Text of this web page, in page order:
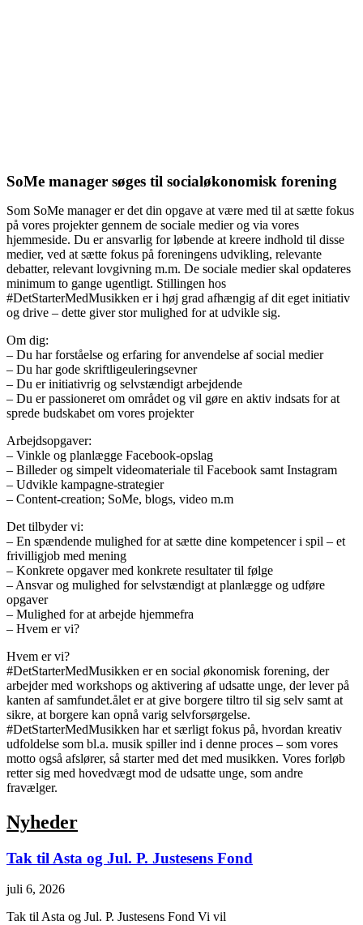
SoMe manager søges til socialøkonomisk forening
Som SoMe manager er det din opgave at være med til at sætte fokus
på vores projekter gennem de sociale medier og via vores
hjemmeside. Du er ansvarlig for løbende at kreere indhold til disse
medier, ved at sætte fokus på foreningens udvikling, relevante
debatter, relevant lovgivning m.m. De sociale medier skal opdateres
minimum to gange ugentligt. Stillingen hos
#DetStarterMedMusikken er i høj grad afhængig af dit eget initiativ
og drive – dette giver stor mulighed for at udvikle sig.
Om dig:
– Du har forståelse og erfaring for anvendelse af social medier
– Du har gode skriftligeuleringsevner
– Du er initiativrig og selvstændigt arbejdende
– Du er passioneret om området og vil gøre en aktiv indsats for at
sprede budskabet om vores projekter
Arbejdsopgaver:
– Vinkle og planlægge Facebook-opslag
– Billeder og simpelt videomateriale til Facebook samt Instagram
– Udvikle kampagne-strategier
– Content-creation; SoMe, blogs, video m.m
Det tilbyder vi:
– En spændende mulighed for at sætte dine kompetencer i spil – et
frivilligjob med mening
– Konkrete opgaver med konkrete resultater til følge
– Ansvar og mulighed for selvstændigt at planlægge og udføre
opgaver
– Mulighed for at arbejde hjemmefra
– Hvem er vi?
Hvem er vi?
#DetStarterMedMusikken er en social økonomisk forening, der
arbejder med workshops og aktivering af udsatte unge, der lever på
kanten af samfundet.ålet er at give borgere tiltro til sig selv samt at
sikre, at borgere kan opnå varig selvforsørgelse.
#DetStarterMedMusikken har et særligt fokus på, hvordan kreativ
udfoldelse som bl.a. musik spiller ind i denne proces – som vores
motto også afslører, så starter med det med musikken. Vores forløb
retter sig med hovedvægt mod de udsatte unge, som andre
fravælger.
Nyheder
Tak til Asta og Jul. P. Justesens Fond
juli 6, 2026
Tak til Asta og Jul. P. Justesens Fond Vi vil